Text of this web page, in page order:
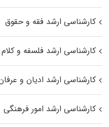
کارشناسی ارشد فقه و حقوق
کارشناسی ارشد فلسفه و
کارشناسی ارشد ادیان و
کارشناسی ارشد امور فرهنگی